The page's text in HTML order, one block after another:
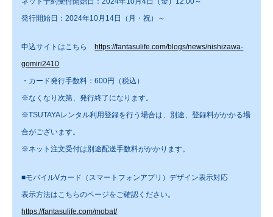
発行開始日：2024年10月14日（月・祝）～
申込サイトはこちら
https://fantasulife.com/blogs/news/nishizawa-
gomiri2410
・カード発行手数料：600円（税込）
※なくなり次第、発行終了になります。
※TSUTAYAレンタル利用登録を行う場合は、別途、登録料がかかる場
合がございます。
※ネット注文受付は別途配送手数料がかかります。
■モバイルVカード（スマートフォンアプリ）デザイン表示対応
表示方法はこちらのページをご確認ください。
https://fantasulife.com/mobat/